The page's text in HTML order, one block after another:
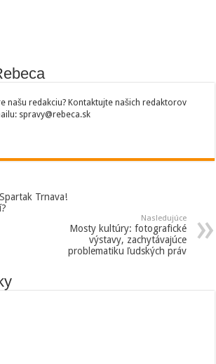
našu redakciu? Kontaktujte našich redaktorov
spravy@rebeca.sk
Trnava!
Nasledujúce
Mosty kultúry: fotografické
výstavy, zachytávajúce
problematiku ľudských práv